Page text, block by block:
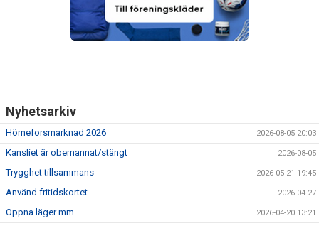
KONTAKT
VID KRIS
PROFILVAROR/MERCH
NORDAHLSUTSTÄLLNINGEN
Nyhetsarkiv
Hörneforsmarknad 2026 2026-08-05 20:03
Kansliet är obemannat/stängt 2026-08-05
Trygghet tillsammans 2026-05-21 19:45
Använd fritidskortet 2026-04-27
Öppna läger mm 2026-04-20 13:21